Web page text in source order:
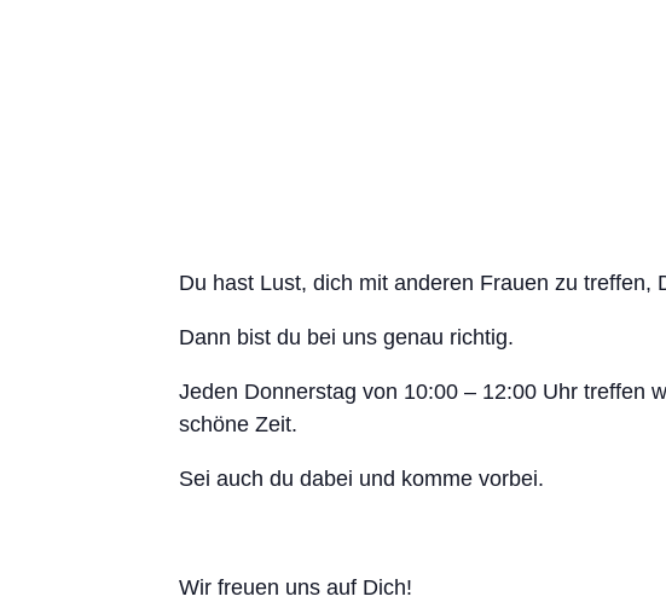
Du hast Lust, dich mit anderen Frauen zu
Dann bist du bei uns genau richtig.
Jeden Donnerstag von 10:00 – 12:00 Uhr treffen
schöne Zeit.
Sei auch du dabei und komme vorbei.
Wir freuen uns auf Dich!